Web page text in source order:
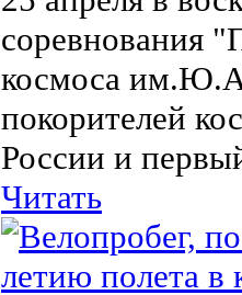
соревнования
космоса
покорителей
России и
Читать